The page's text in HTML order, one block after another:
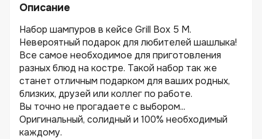
Описание
Набор шампуров в кейсе Grill Box 5 M.
Невероятный подарок для любителей шашлыка!
Все самое необходимое для приготовления
разных блюд на костре. Такой набор так же
станет отличным подарком для ваших родных,
близких, друзей или коллег по работе.
Вы точно не прогадаете с выбором...
Оригинальный, солидный и 100% необходимый
каждому.